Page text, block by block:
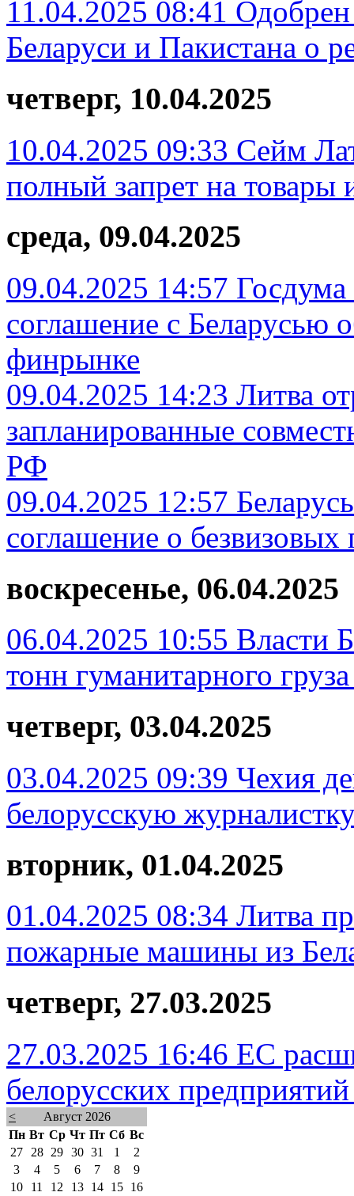
11.04.2025 08:41
Беларуси и Пакистана о
четверг, 10.04.2025
10.04.2025 09:33 Сейм
полный запрет на товары
среда, 09.04.2025
09.04.2025 14:57
соглашение с Беларусью
финрынке
09.04.2025 14:23 Литва
запланированные
РФ
09.04.2025 12:57
соглашение о безвизовых
воскресенье, 06.04.2025
06.04.2025 10:55 Власти
тонн гуманитарного
четверг, 03.04.2025
03.04.2025 09:39 Чехия
белорусскую
вторник, 01.04.2025
01.04.2025 08:34 Литва
пожарные машины из
четверг, 27.03.2025
27.03.2025 16:46 ЕС
белорусских
<
Август 2026
Пн Вт Ср Чт Пт Сб Вс
27
28 29 30 31 1
2
3
4 5 6 7 8
9
10
11 12 13 14 15
16